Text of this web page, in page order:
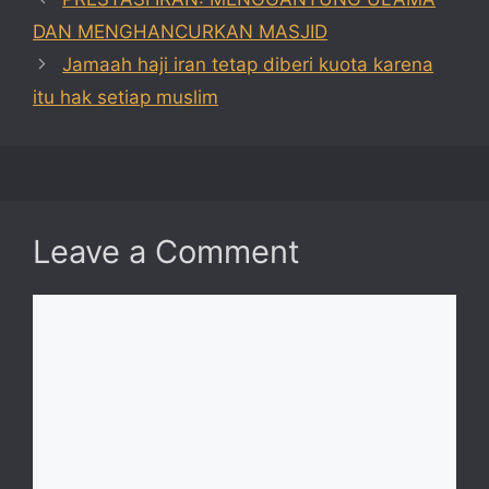
DAN MENGHANCURKAN MASJID
Jamaah haji iran tetap diberi kuota karena
itu hak setiap muslim
Leave a Comment